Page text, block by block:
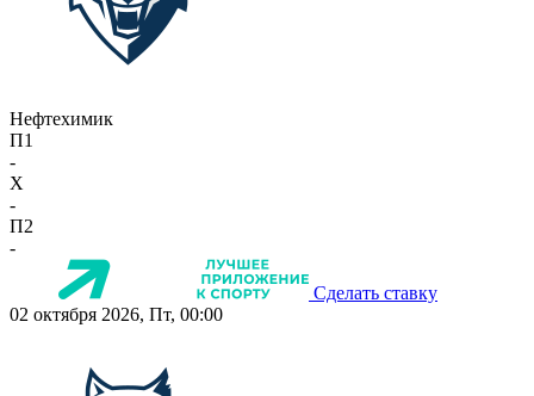
Нефтехимик
П1
-
X
-
П2
-
Сделать ставку
02 октября 2026, Пт, 00:00